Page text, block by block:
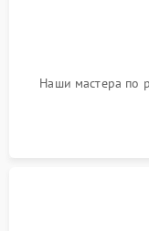
Наши мастера по